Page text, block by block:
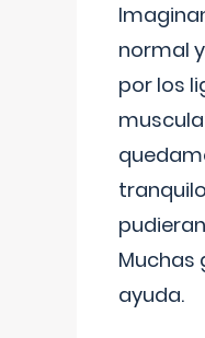
normal
por los
Muchas
ayuda.